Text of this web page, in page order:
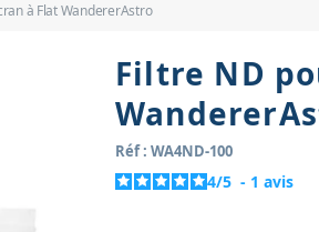
à Flat WandererAstro
Filtre ND
Réf : WA4ND-100
4/5 - 1 avis